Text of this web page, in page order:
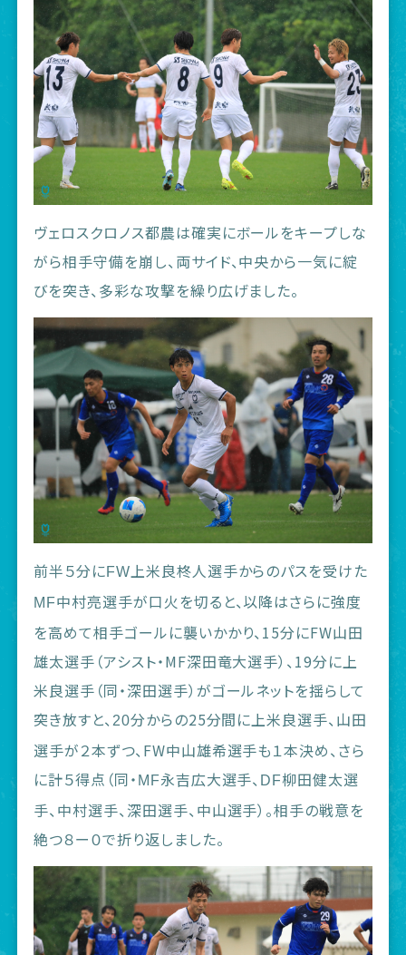
ヴェロスクロノス都農は確実にボールをキープしな
がら相手守備を崩し、両サイド、中央から一気に綻
びを突き、多彩な攻撃を繰り広げました。
前半５分にFW上米良柊人選手からのパスを受けた
MF中村亮選手が口火を切ると、以降はさらに強度
を高めて相手ゴールに襲いかかり、15分にFW山田
雄太選手（アシスト・MF深田竜大選手）、19分に上
米良選手（同・深田選手）がゴールネットを揺らして
突き放すと、20分からの25分間に上米良選手、山田
選手が２本ずつ、FW中山雄希選手も１本決め、さら
に計５得点（同・ MF永吉広大選手、 DF柳田健太選
手、中村選手、深田選手、中山選手）。相手の戦意を
絶つ８ー０で折り返しました。